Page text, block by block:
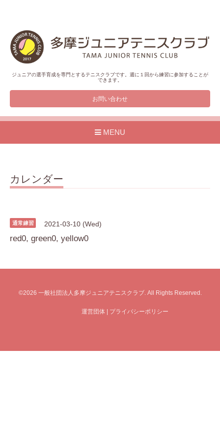
ジュニアの選手育成を専門とするテニスクラブです。週に１回から練習に参加することが
できます。
お問い合わせ
MENU
カレンダー
通常練習 2021-03-10 (Wed)
red0, green0, yellow0
©2026 一般社団法人多摩ジュニアテニスクラブ. All Rights Reserved.
運営団体 | プライバシーポリシー